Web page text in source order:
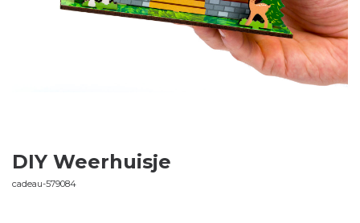
DIY Weerhuisje
cadeau-579084